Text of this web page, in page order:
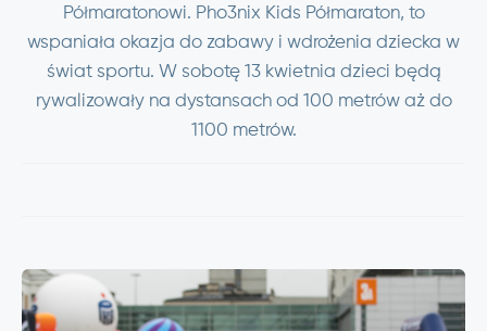
Półmaratonowi. Pho3nix Kids Półmaraton, to
wspaniała okazja do zabawy i wdrożenia dziecka w
świat sportu. W sobotę 13 kwietnia dzieci będą
rywalizowały na dystansach od 100 metrów aż do
1100 metrów.